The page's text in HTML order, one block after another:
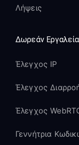
Πλήρης
με VPN
Το Voice
Λήψεις
Δωρεάν Εργαλεία
Έλεγχος IP
Έλεγχος
Έλεγχος
Γεννήτρια